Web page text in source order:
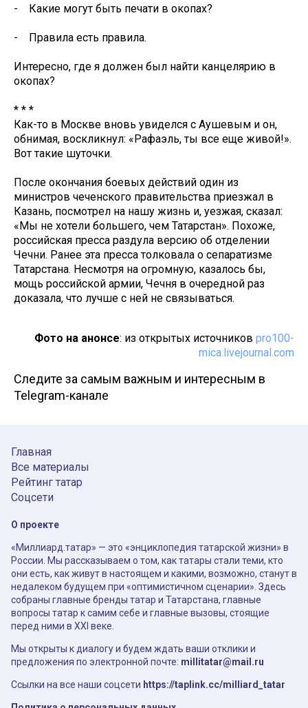
- Какие могут быть печати в окопах?
- Правила есть правила.
Интересно, где я должен был найти канцелярию в
окопах?
* * *
Как-то в Москве вновь увиделся с Аушевым и он,
обнимая, воскликнул: «Рафаэль, ты все еще живой!».
Вот такие шуточки.
После окончания боевых действий один из
министров чеченского правительства приезжал в
Казань, посмотрел на нашу жизнь и, уезжая, сказал:
«Мы не хотели большего, чем Татарстан». Похоже,
российская пресса раздула версию об отделении
Чечни. Ранее эта пресса толковала о сепаратизме
Татарстана. Несмотря на огромную, казалось бы,
мощь российской армии, Чечня в очередной раз
доказала, что лучше с ней не связываться.
Фото на анонсе: из открытых источников pro100-
mica.livejournal.com
Следите за самым важным и интересным в
Telegram-канале
Главная
Все материалы
Рейтинг татар
Соцсети
О проекте
«Миллиард.татар» — это «энциклопедия татарской жизни» в
России. Мы рассказываем о том, как татары стали теми, кто
они есть, как живут в настоящем и какими, возможно, станут в
недалеком будущем при «оптимистичном сценарии». Здесь
собраны главные бренды татар и Татарстана, главные
вопросы татар к самим себе и главные вызовы, стоящие
перед ними в XXI веке.
Мы открыты к диалогу и будем ждать ваши отклики и
предложения по электронной почте: millitatar@mail.ru
Ссылки на все наши соцсети https://taplink.cc/milliard_tatar